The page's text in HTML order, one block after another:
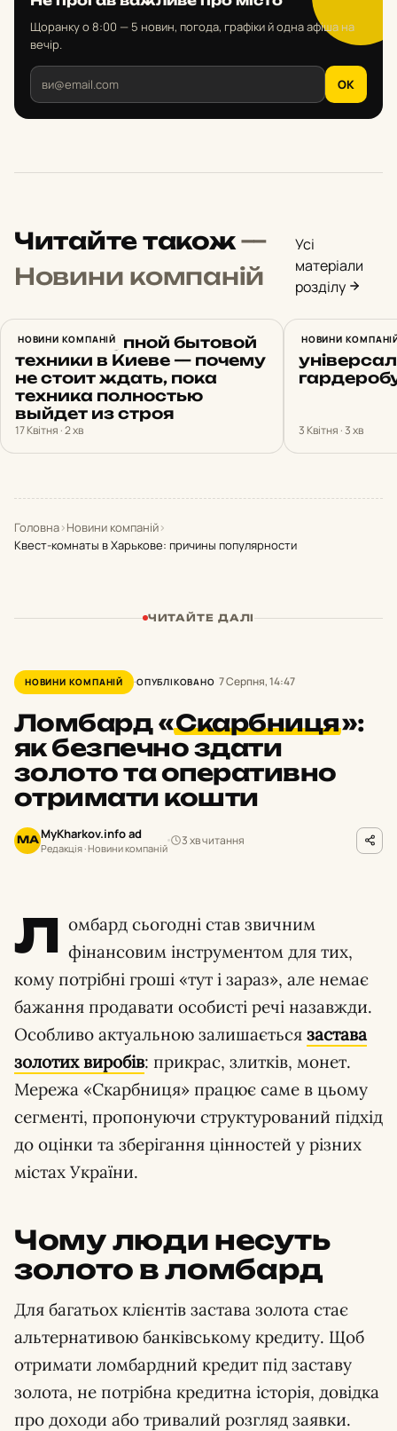
Щоранку о 8:00 — 5 новин, погода, графіки й одна афіша на
вечір.
OK
Читайте також—
Новини компаній
Усі
матеріали
розділу
НОВИНИ КОМПАНІЙ
Ремонт крупной бытовой
техники в Киеве — почему
не стоит ждать, пока
техника полностью
выйдет из строя
17 Квітня · 2 хв
НОВИНИ
Жіночі
3 Квітня · 3 хв
Головна›Новини компаній›
Квест-комнаты в Харькове: причины популярности
ЧИТАЙТЕ ДАЛІ
НОВИНИ КОМПАНІЙ ОПУБЛІКОВАНО 7 Серпня, 14:47
Ломбард«Скарбниця»:
як безпечно здати
золото та оперативно
отримати кошти
MA MyKharkov.info ad
Редакція · Новини компаній
3 хв читання
Л омбард сьогодні став звичним
фінансовим інструментом для тих,
кому потрібні гроші «тут і зараз», але немає
бажання продавати особисті речі назавжди.
Особливо актуальною залишається застава
золотих виробів: прикрас, злитків, монет.
Мережа «Скарбниця» працює саме в цьому
сегменті, пропонуючи структурований підхід
до оцінки та зберігання цінностей у різних
містах України.
Чому люди несуть
золото в ломбард
Для багатьох клієнтів застава золота стає
альтернативою банківському кредиту. Щоб
отримати ломбардний кредит під заставу
золота, не потрібна кредитна історія, довідка
про доходи або тривалий розгляд заявки.